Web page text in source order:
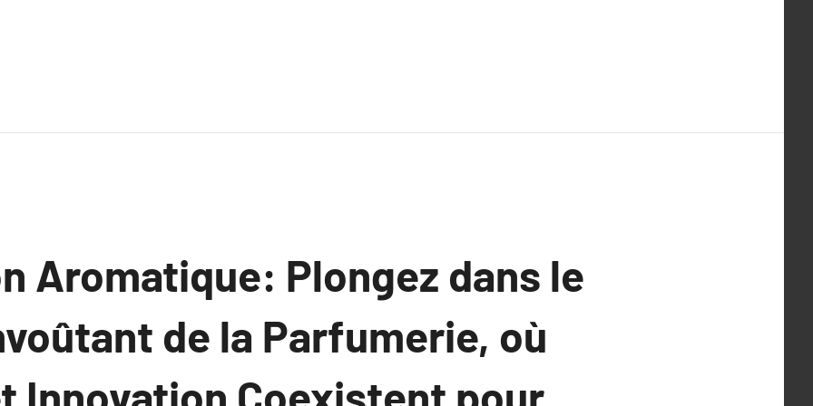
Aromatique: Plongez dans le
de la Parfumerie, où